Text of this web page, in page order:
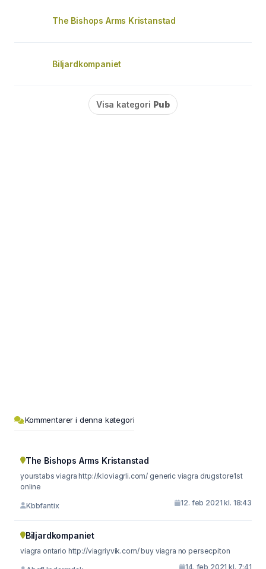
The Bishops Arms Kristanstad
Biljardkompaniet
Visa kategori Pub
Kommentarer i denna kategori
The Bishops Arms Kristanstad
yourstabs viagra http://kloviagrli.com/ generic viagra drugstore1st
online
Kbbfantix 12. feb 2021 kl. 18:43
Biljardkompaniet
viagra ontario http://viagriyvik.com/ buy viagra no persecpiton
14. feb 2021 kl. 7:41